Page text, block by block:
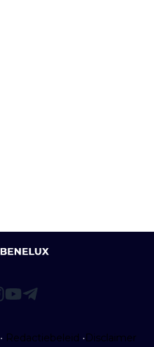
• Redactiebeleid •Disclaimer